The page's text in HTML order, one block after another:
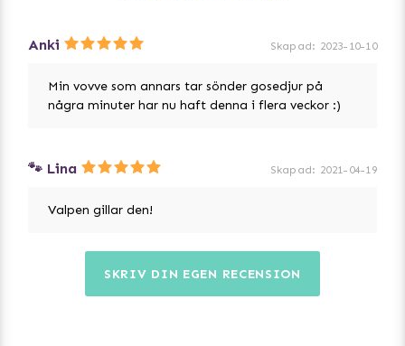
Anki Skapad: 2023-10-10
Min vovve som annars tar sönder gosedjur på
några minuter har nu haft denna i flera veckor :)
🐾 Lina Skapad: 2021-04-19
Valpen gillar den!
SKRIV DIN EGEN RECENSION